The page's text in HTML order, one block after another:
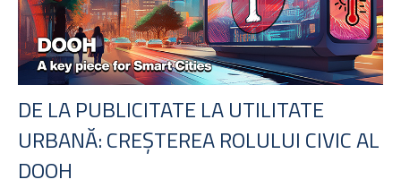
DE LA PUBLICITATE LA UTILITATE
URBANĂ: CREȘTEREA ROLULUI CIVIC AL
DOOH